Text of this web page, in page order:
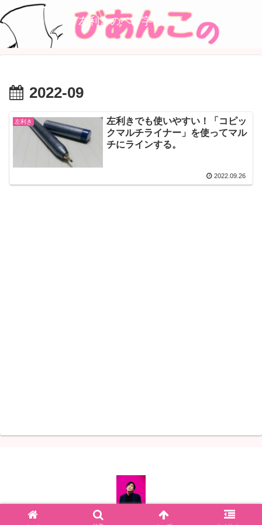
左利きのペン字と人生
2022-09
左利き
左利きでも使いやすい！「コピッ
クマルチライナー」を使ってマル
チにラインする。
2022.09.26
© 2022 左利きのペン字と人生.